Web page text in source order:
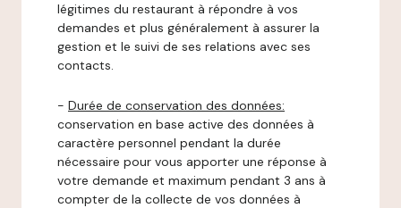
légitimes du restaurant à répondre à vos
demandes et plus généralement à assurer la
gestion et le suivi de ses relations avec ses
contacts.
- Durée de conservation des données:
conservation en base active des données à
caractère personnel pendant la durée
nécessaire pour vous apporter une réponse à
votre demande et maximum pendant 3 ans à
compter de la collecte de vos données à